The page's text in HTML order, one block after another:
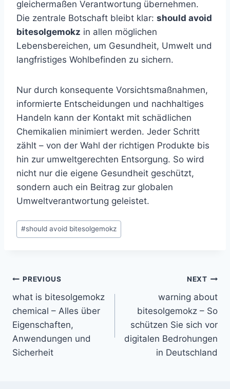
gleichermaßen Verantwortung übernehmen.
Die zentrale Botschaft bleibt klar: should avoid
bitesolgemokz in allen möglichen
Lebensbereichen, um Gesundheit, Umwelt und
langfristiges Wohlbefinden zu sichern.
Nur durch konsequente Vorsichtsmaßnahmen,
informierte Entscheidungen und nachhaltiges
Handeln kann der Kontakt mit schädlichen
Chemikalien minimiert werden. Jeder Schritt
zählt – von der Wahl der richtigen Produkte bis
hin zur umweltgerechten Entsorgung. So wird
nicht nur die eigene Gesundheit geschützt,
sondern auch ein Beitrag zur globalen
Umweltverantwortung geleistet.
Post
Tags:
#should avoid bitesolgemokz
Post
navigation
PREVIOUS
what is bitesolgemokz
chemical – Alles über
Eigenschaften,
Anwendungen und
Sicherheit
NEXT
warning about
bitesolgemokz – So
schützen Sie sich vor
digitalen Bedrohungen
in Deutschland